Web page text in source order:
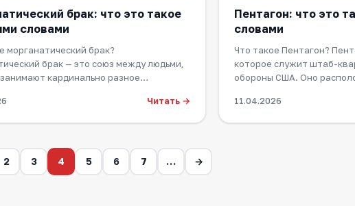
брак: что это такое
словами
морганатический брак?
брак — это союз между людьми,
кардинально разное
Читать →
Пентагон: что это
словами
Что такое Пентагон?
которое служит штаб-
обороны США. Оно
11.04.2026
2 3 4 5 6 7 … →